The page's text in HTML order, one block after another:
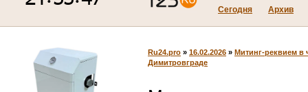
Сегодня Архив
Ru24.pro » 16.02.2026 » Митинг-реквием в
Димитровграде